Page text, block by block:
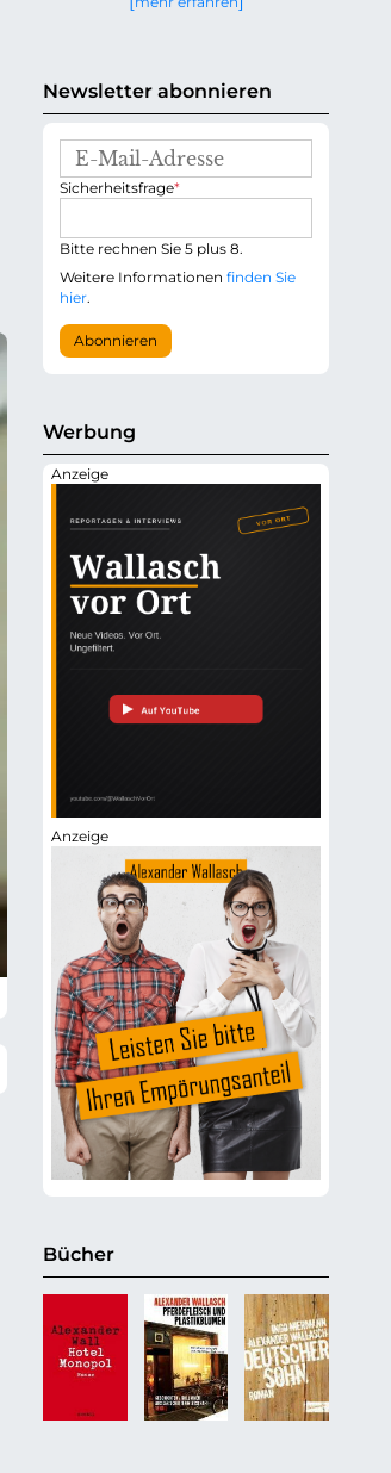
Newsletter abonnieren
M
l
-
A
r
e
P
i
c
h
t
f
e
Sicherheitsfrage*
Bitte rechnen Sie 5 plus 8.
Weitere Informationen finden Sie
hier.
Abonnieren
Werbung
Bücher